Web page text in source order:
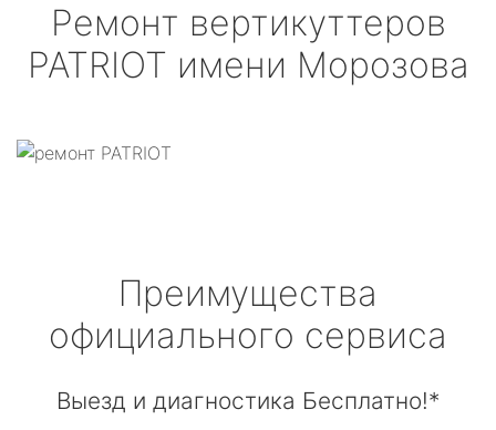
Ремонт вертикуттеров
PATRIOT имени Морозова
Преимущества
официального сервиса
Выезд и диагностика Бесплатно!*